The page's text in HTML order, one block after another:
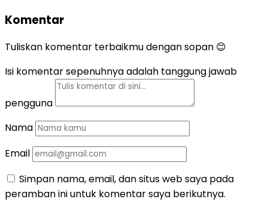
Komentar
Tuliskan komentar terbaikmu dengan sopan 😊
Isi komentar sepenuhnya adalah tanggung jawab
pengguna
Nama
Email
Simpan nama, email, dan situs web saya pada
peramban ini untuk komentar saya berikutnya.